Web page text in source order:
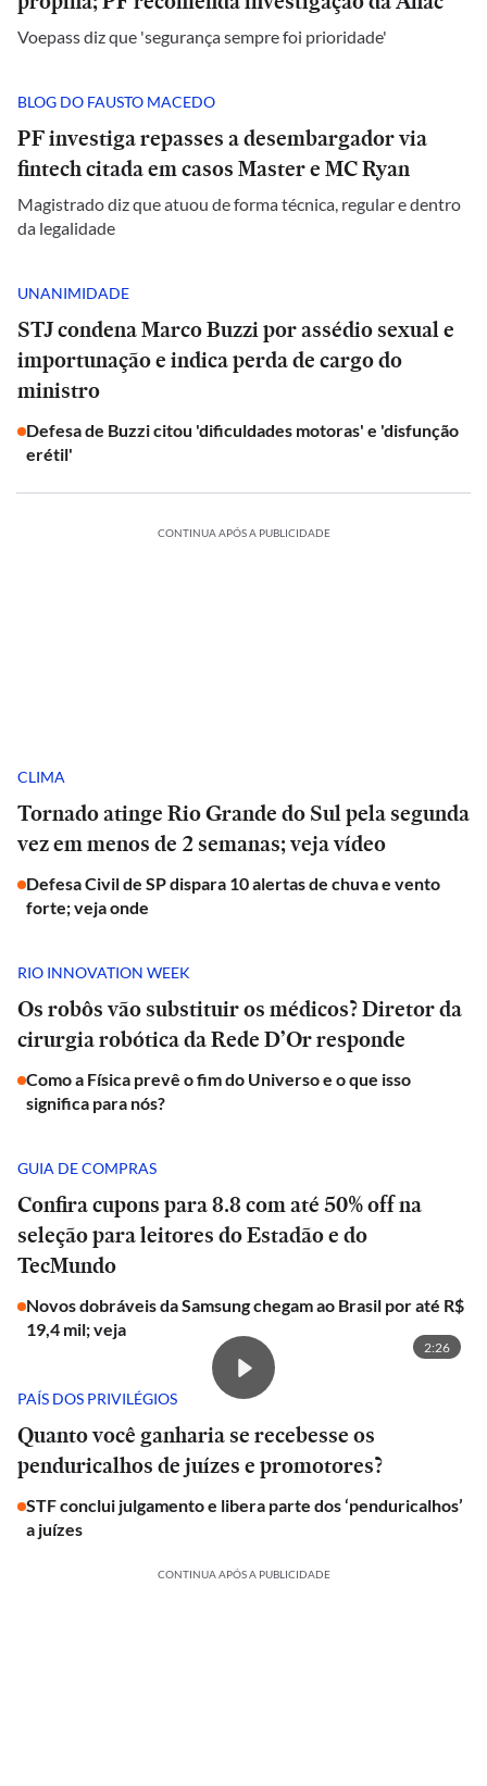
Voepass diz que 'segurança sempre foi prioridade'
BLOG DO FAUSTO MACEDO
PF investiga repasses a desembargador via
fintech citada em casos Master e MC Ryan
Magistrado diz que atuou de forma técnica, regular e dentro
da legalidade
UNANIMIDADE
STJ condena Marco Buzzi por assédio sexual e
importunação e indica perda de cargo do
ministro
Defesa de Buzzi citou 'dificuldades motoras' e 'disfunção
erétil'
CONTINUA APÓS A PUBLICIDADE
CLIMA
Tornado atinge Rio Grande do Sul pela segunda
vez em menos de 2 semanas; veja vídeo
Defesa Civil de SP dispara 10 alertas de chuva e vento
forte; veja onde
RIO INNOVATION WEEK
Os robôs vão substituir os médicos? Diretor da
cirurgia robótica da Rede D’Or responde
Como a Física prevê o fim do Universo e o que isso
significa para nós?
GUIA DE COMPRAS
Confira cupons para 8.8 com até 50% off na
seleção para leitores do Estadão e do
TecMundo
Novos dobráveis da Samsung chegam ao Brasil por até R$
19,4 mil; veja
2:26
PAÍS DOS PRIVILÉGIOS
Quanto você ganharia se recebesse os
penduricalhos de juízes e promotores?
STF conclui julgamento e libera parte dos ‘penduricalhos’
a juízes
CONTINUA APÓS A PUBLICIDADE